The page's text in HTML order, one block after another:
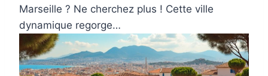
Marseille ? Ne cherchez plus ! Cette ville
dynamique regorge…